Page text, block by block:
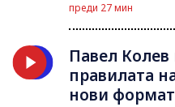
преди 27 мин
Павел
правилата
нови